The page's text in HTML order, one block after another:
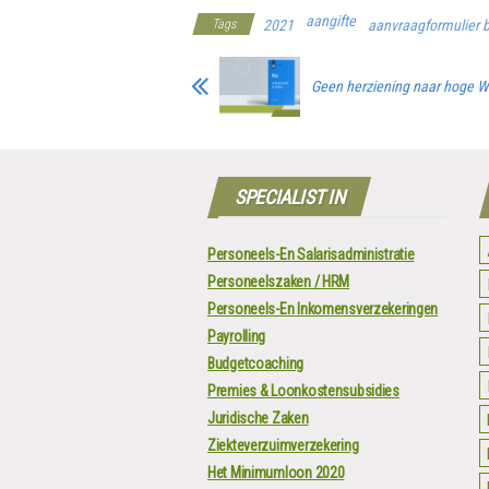
Tags 2021 aangifte aanvraagformulier
Geen herziening naar hoge
SPECIALIST IN
Personeels-En Salarisadministratie
Personeelszaken / HRM
Personeels-En Inkomensverzekeringen
Payrolling
Budgetcoaching
Premies & Loonkostensubsidies
Juridische Zaken
Ziekteverzuimverzekering
Het Minimumloon 2020